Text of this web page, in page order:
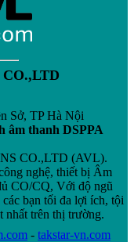
Sở, TP Hà Nội
âm thanh DSPPA
CO.,LTD (AVL).
nghệ, thiết bị Âm
CO/CQ, Với độ ngũ
bạn tối đa lợi ích, tội
nhất trên thị trường.
- takstar-vn.com